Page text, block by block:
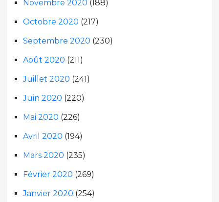
Novembre 2020 (188)
Octobre 2020 (217)
Septembre 2020 (230)
Août 2020 (211)
Juillet 2020 (241)
Juin 2020 (220)
Mai 2020 (226)
Avril 2020 (194)
Mars 2020 (235)
Février 2020 (269)
Janvier 2020 (254)